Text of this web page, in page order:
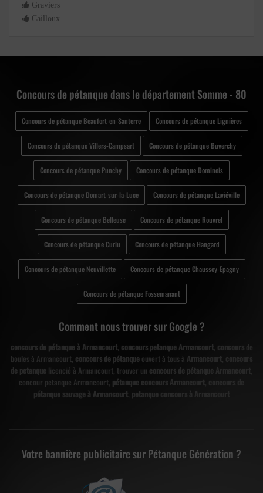
Graviers
Cailloux
Concours de pétanque dans le département Somme - 80
Concours de pétanque Beaufort-en-Santerre Concours de pétanque Lignières
Concours de pétanque Villers-Campsart Concours de pétanque Buverchy
Concours de pétanque Punchy Concours de pétanque Dominois
Concours de pétanque Domart-sur-la-Luce Concours de pétanque Laviéville
Concours de pétanque Belleuse Concours de pétanque Rouvrel
Concours de pétanque Curlu Concours de pétanque Hangard
Concours de pétanque Neuvillette Concours de pétanque Chaussoy-Epagny
Concours de pétanque Fossemanant
Comment nous trouver sur Google ?
concours de pétanque à Armancourt, concours petanque Armancourt, concoursde
boules à Armancourt, concours de pétanque ouvert à tous à Armancourt, concours
de petanque licencié à Armancourt, trouver un concours de pétanque Armancourt
concour petanque Armancourt, pétanque concours Armancourt
pétanque sauvage à Armancourt, petanque concours à Armancourt
Votre bannière publicitaire sur Pétanque Génération ?